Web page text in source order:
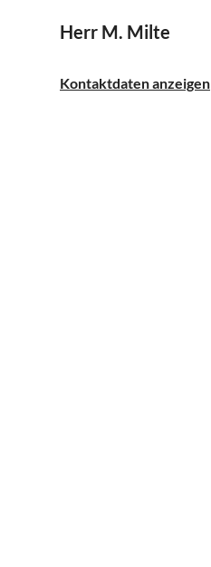
Herr M. Milte
Kontaktdaten anzeigen